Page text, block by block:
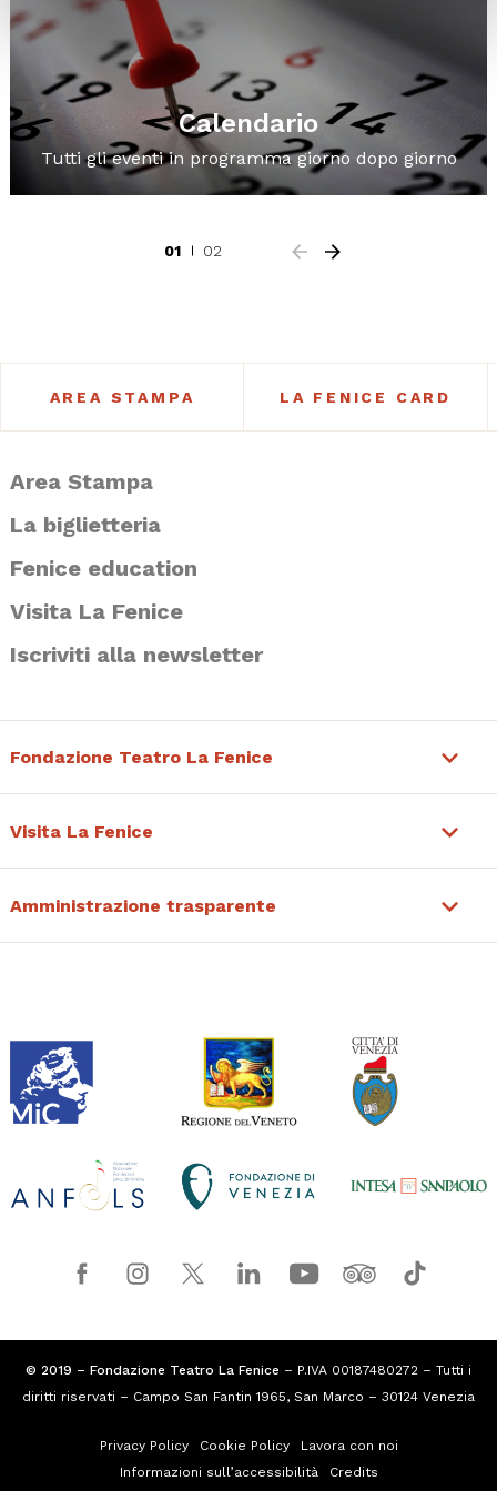
Calendario
Tutti gli eventi in programma giorno dopo giorno
01 02
AREA STAMPA LA FENICE CARD
Area Stampa
La biglietteria
Fenice education
Visita La Fenice
Iscriviti alla newsletter
Fondazione Teatro La Fenice
Visita La Fenice
Amministrazione trasparente
© 2019 – Fondazione Teatro La Fenice – P.IVA 00187480272 – Tutti i
diritti riservati – Campo San Fantin 1965, San Marco – 30124 Venezia
Privacy Policy Cookie Policy
Lavora con noi
Informazioni sull’accessibilità
Credits